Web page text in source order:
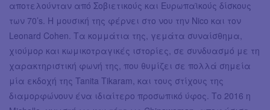
αποτελούνταν από Σοβιετικούς και Ευρωπαϊκούς δίσκους
των 70’s. Η μουσική της φέρνει στο νου την Nico και τον
Leonard Cohen. Τα κομμάτια της, γεμάτα συναίσθημα,
χιούμορ και κωμικοτραγικές ιστορίες, σε συνδυασμό με τη
χαρακτηριστική φωνή της, που θυμίζει σε πολλά σημεία
μία εκδοχή της Tanita Tikaram, και τους στίχους της
διαμορφώνουν ένα ιδιαίτερο προσωπικό ύφος. Το 2016 η